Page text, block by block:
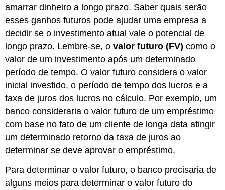
amarrar dinheiro a longo prazo. Saber quais serão
esses ganhos futuros pode ajudar uma empresa a
decidir se o investimento atual vale o potencial de
longo prazo. Lembre-se, ovalor futuro (FV) como o
valor de um investimento após um determinado
período de tempo. O valor futuro considera o valor
inicial investido, o período de tempo dos lucros e a
taxa de juros dos lucros no cálculo. Por exemplo, um
banco consideraria o valor futuro de um empréstimo
com base no fato de um cliente de longa data atingir
um determinado retorno da taxa de juros ao
determinar se deve aprovar o empréstimo.
Para determinar o valor futuro, o banco precisaria de
alguns meios para determinar o valor futuro do